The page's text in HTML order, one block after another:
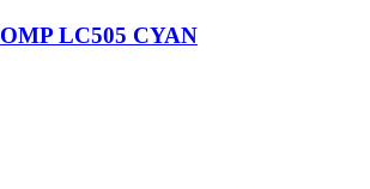
LC505 CYAN